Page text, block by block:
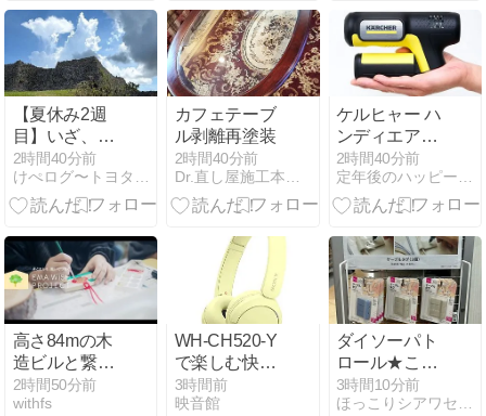
等スピーカー
の秘密【動画
あり】
【夏休み2週
目】いざ、沖
縄へ！③
2時間40分前
けぺログ〜トヨタホームで家づくり〜
カフェテーブ
ル剥離再塗装
2時間40分前
Dr.直し屋施工本部の施工ブログ
ケルヒャー ハ
ンディエアを
使ってみた｜
水道なしの仮
住まいでも洗
利！
2時間40分前
定年後のハッピーライフ
高さ84mの木
造ビルと繋が
る700枚の絵
馬｜三井不動
2時間50分前
withfs
WH-CH520-Y
で楽しむ快適
ワイヤレスヘ
ッドホン
3時間前
映音館
ダイソーパト
ロール★これ
ひとつでケー
ブルのプチス
3時間10分前
ほっこりシアワセ時間